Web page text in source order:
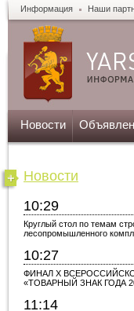
Информация Наши
Новости
Новости
10:29
Круглый стол по темам
лесопромышленного
10:27
ФИНАЛ X
«ТОВАРНЫЙ ЗНАК ГОДА
11:14